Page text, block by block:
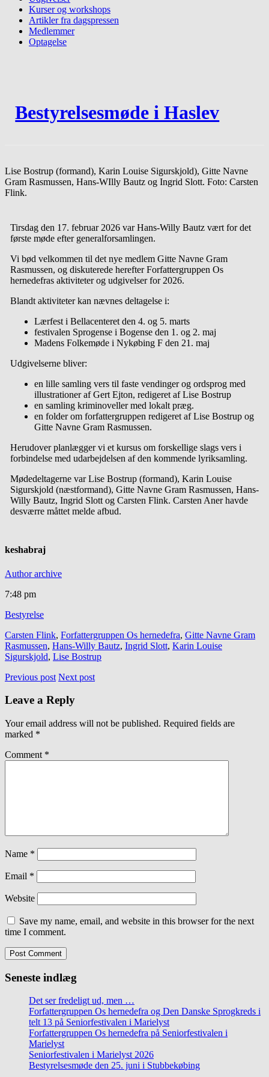
Kurser og workshops
Artikler fra dagspressen
Medlemmer
Optagelse
Bestyrelsesmøde i Haslev
Lise Bostrup (formand), Karin Louise Sigurskjold), Gitte Navne
Gram Rasmussen, Hans-WIlly Bautz og Ingrid Slott. Foto: Carsten
Flink.
Tirsdag den 17. februar 2026 var Hans-Willy Bautz vært for det
første møde efter generalforsamlingen.
Vi bød velkommen til det nye medlem Gitte Navne Gram
Rasmussen, og diskuterede herefter Forfattergruppen Os
hernedefras aktiviteter og udgivelser for 2026.
Blandt aktiviteter kan nævnes deltagelse i:
Lærfest i Bellacenteret den 4. og 5. marts
festivalen Sprogense i Bogense den 1. og 2. maj
Madens Folkemøde i Nykøbing F den 21. maj
Udgivelserne bliver:
en lille samling vers til faste vendinger og ordsprog med
illustrationer af Gert Ejton, redigeret af Lise Bostrup
en samling kriminoveller med lokalt præg.
en folder om forfattergruppen redigeret af Lise Bostrup og
Gitte Navne Gram Rasmussen.
Herudover planlægger vi et kursus om forskellige slags vers i
forbindelse med udarbejdelsen af ​​den kommende lyriksamling.
Mødedeltagerne var Lise Bostrup (formand), Karin Louise
Sigurskjold (næstformand), Gitte Navne Gram Rasmussen, Hans-
Willy Bautz, Ingrid Slott og Carsten Flink. Carsten Aner havde
desværre måttet melde afbud.
keshabraj
Author archive
7:48 pm
Bestyrelse
Carsten Flink, Forfattergruppen Os hernedefra, Gitte Navne Gram
Rasmussen, Hans-Willy Bautz, Ingrid Slott, Karin Louise
Sigurskjold, Lise Bostrup
Previous post Next post
Leave a Reply
Your email address will not be published. Required fields are
marked *
Comment *
Name *
Email *
Website
Save my name, email, and website in this browser for the next
time I comment.
Seneste indlæg
Det ser fredeligt ud, men …
Forfattergruppen Os hernedefra og Den Danske Sprogkreds i
telt 13 på Seniorfestivalen i Marielyst
Forfattergruppen Os hernedefra på Seniorfestivalen i
Marielyst
Seniorfestivalen i Marielyst 2026
Bestyrelsesmøde den 25. juni i Stubbekøbing